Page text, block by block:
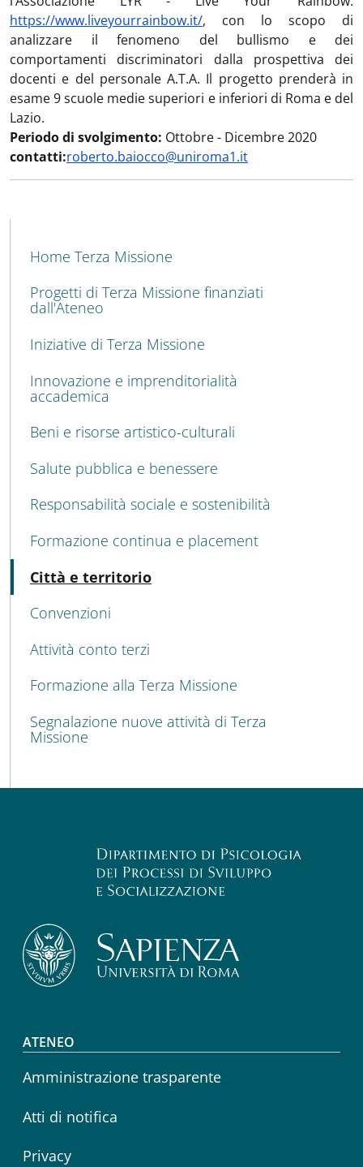
https://www.liveyourrainbow.it/, con lo scopo di
analizzare il fenomeno del bullismo e dei
comportamenti discriminatori dalla prospettiva dei
docenti e del personale A.T.A. Il progetto prenderà in
esame 9 scuole medie superiori e inferiori di Roma e del
Lazio.
Periodo di svolgimento: Ottobre - Dicembre 2020
contatti:roberto.baiocco@uniroma1.it
MENU CEV SECOND NAVIGATION
Home Terza Missione
Progetti di Terza Missione finanziati
dall'Ateneo
Iniziative di Terza Missione
Innovazione e imprenditorialità
accademica
Beni e risorse artistico-culturali
Salute pubblica e benessere
Responsabilità sociale e sostenibilità
Formazione continua e placement
Città e territorio
Convenzioni
Attività conto terzi
Formazione alla Terza Missione
Segnalazione nuove attività di Terza
Missione
Footer menu
ATENEO
Amministrazione trasparente
Atti di notifica
Privacy